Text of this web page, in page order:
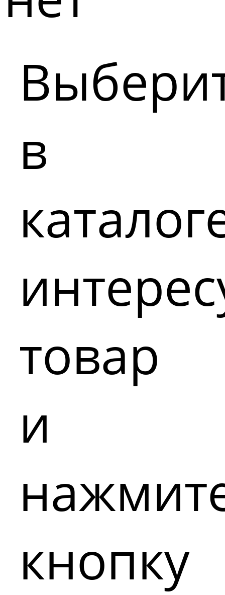
в
товар
и
кнопку